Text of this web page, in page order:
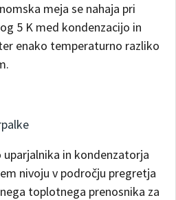
meja se nahaja pri
5 K med kondenzacijo in
enako temperaturno razliko
in kondenzatorja
nivoju v področju pregretja
toplotnega prenosnika za